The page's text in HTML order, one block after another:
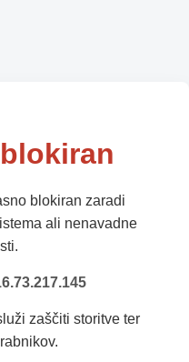
blokiran zaradi
ali nenavadne
zaščiti storitve ter